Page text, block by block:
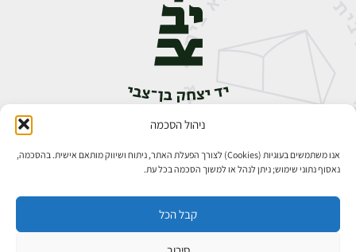
ניהול הסכמה
אנו משתמשים בעוגיות (Cookies) לצורך הפעלת האתר, ניתוח ושיווק מותאם אישית. בהסכמה,
נאסוף נתוני שימוש; ניתן לנהל או למשוך הסכמה בכל עת.
קבל הכל
אבן גבירול 14, רחביה, ירושלים